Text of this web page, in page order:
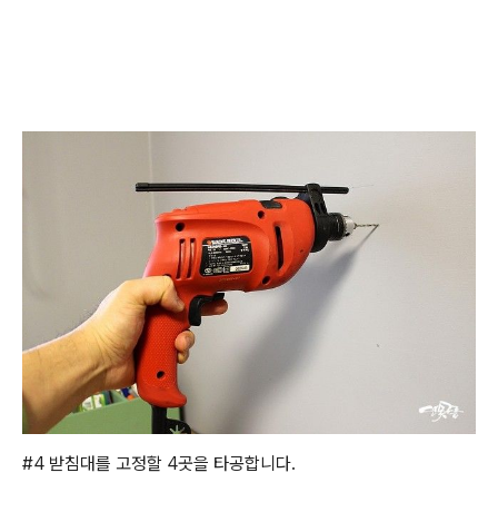
#4 받침대를 고정할 4곳을 타공합니다.